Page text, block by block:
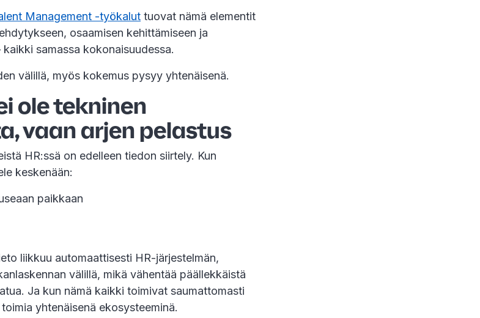
Management -työkalut tuovat nämä elementit
osaamisen kehittämiseen ja
samassa kokonaisuudessa.
välillä, myös kokemus pysyy yhtenäisenä.
ole tekninen
vaan arjen pelastus
HR:ssä on edelleen tiedon siirtely. Kun
keskenään:
paikkaan
liikkuu automaattisesti HR-järjestelmän,
välillä, mikä vähentää päällekkäistä
Ja kun nämä kaikki toimivat saumattomasti
yhtenäisenä ekosysteeminä.